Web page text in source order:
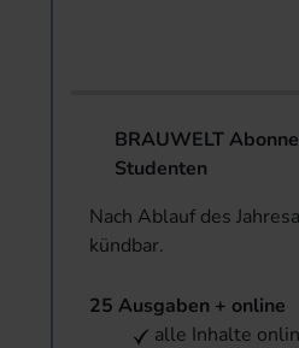
BRAUWELT
Studenten
Nach Ablauf des
kündbar.
25 Ausgaben + online
alle Inhalte